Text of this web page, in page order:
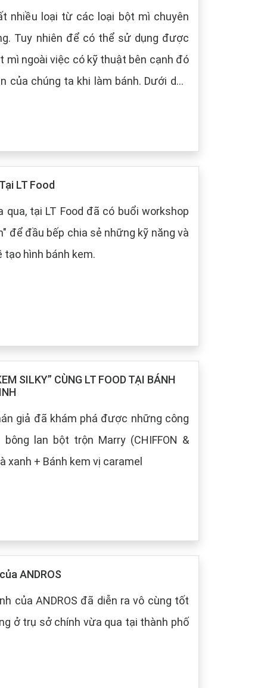
nhiều loại từ các loại bột mì chuyên
Tuy nhiên để có thể sử dụng được
mì ngoài việc có kỹ thuật bên cạnh đó
chúng ta khi làm bánh. Dưới dây,
LT Food
tại LT Food đã có buổi workshop
để đầu bếp chia sẻ những kỹ năng và
hình bánh kem.
SILKY” CÙNG LT FOOD TẠI BÁNH
giả đã khám phá được những công
lan bột trộn Marry (CHIFFON &
xanh + Bánh kem vị caramel
ANDROS
của ANDROS đã diễn ra vô cùng tốt
ở trụ sở chính vừa qua tại thành phố